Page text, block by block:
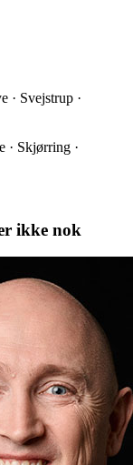
· Svejstrup ·
· Skjørring ·
ikke nok